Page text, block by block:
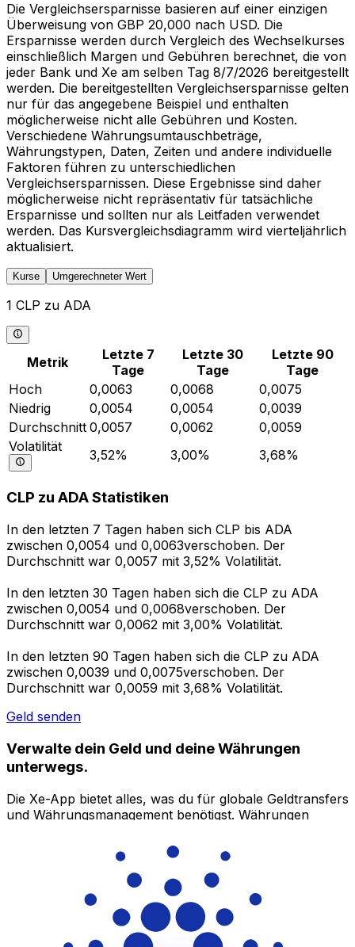
Die Vergleichsersparnisse basieren auf einer einzigen
Überweisung von GBP 20,000 nach USD. Die
Ersparnisse werden durch Vergleich des Wechselkurses
einschließlich Margen und Gebühren berechnet, die von
jeder Bank und Xe am selben Tag 8/7/2026 bereitgestellt
werden. Die bereitgestellten Vergleichsersparnisse gelten
nur für das angegebene Beispiel und enthalten
möglicherweise nicht alle Gebühren und Kosten.
Verschiedene Währungsumtauschbeträge,
Währungstypen, Daten, Zeiten und andere individuelle
Faktoren führen zu unterschiedlichen
Vergleichsersparnissen. Diese Ergebnisse sind daher
möglicherweise nicht repräsentativ für tatsächliche
Ersparnisse und sollten nur als Leitfaden verwendet
werden. Das Kursvergleichsdiagramm wird vierteljährlich
aktualisiert.
Kurse Umgerechneter Wert
1 CLP zu ADA
Metrik
Letzte 7
Tage
Letzte 30
Tage
Letzte 90
Tage
Hoch
0,0063 0,0068
0,0075
Niedrig
0,0054 0,0054
0,0039
Durchschnitt 0,0057 0,0062
0,0059
Volatilität
3,52% 3,00% 3,68%
CLP zu ADA Statistiken
In den letzten 7 Tagen haben sich CLP bis ADA
zwischen 0,0054 und 0,0063verschoben. Der
Durchschnitt war 0,0057 mit 3,52% Volatilität.
In den letzten 30 Tagen haben sich die CLP zu ADA
zwischen 0,0054 und 0,0068verschoben. Der
Durchschnitt war 0,0062 mit 3,00% Volatilität.
In den letzten 90 Tagen haben sich die CLP zu ADA
zwischen 0,0039 und 0,0075verschoben. Der
Durchschnitt war 0,0059 mit 3,68% Volatilität.
Geld senden
Verwalte dein Geld und deine Währungen
unterwegs.
Die Xe-App bietet alles, was du für globale Geldtransfers
und Währungsmanagement benötigst. Währungen
Geld ins Ausland überweisen, ohne versteckte
Gebühren. Heute herunterladen!